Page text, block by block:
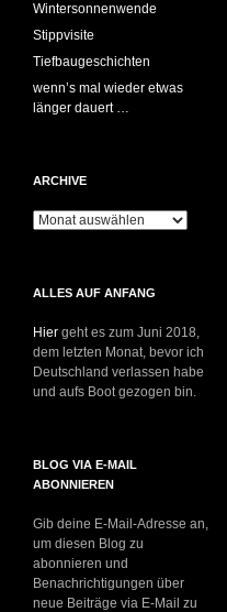
Wintersonnenwende
Stippvisite
Tiefbaugeschichten
wenn’s mal wieder etwas
länger dauert …
ARCHIVE
Archive
ALLES AUF ANFANG
Hier geht es zum Juni 2018,
dem letzten Monat, bevor ich
Deutschland verlassen habe
und aufs Boot gezogen bin.
BLOG VIA E-MAIL
ABONNIEREN
Gib deine E-Mail-Adresse an,
um diesen Blog zu
abonnieren und
Benachrichtigungen über
neue Beiträge via E-Mail zu